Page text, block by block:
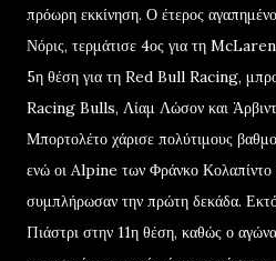
πρόωρη εκκίνηση. Ο έτερος
Νόρις, τερμάτισε 4ος για τη
5η θέση για τη Red Bull Racing,
Racing Bulls, Λίαμ Λώσον και
Μπορτολέτο χάρισε πολύτιμους
ενώ οι Alpine των Φράνκο Κολαπίντο
συμπλήρωσαν την πρώτη δεκάδα.
Πιάστρι στην 11η θέση, καθώς ο